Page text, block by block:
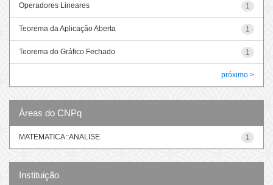
1
Operadores Lineares
1
Teorema da Aplicação Aberta
1
Teorema do Gráfico Fechado
próximo >
Áreas do CNPq
1
MATEMATICA::ANALISE
Instituição